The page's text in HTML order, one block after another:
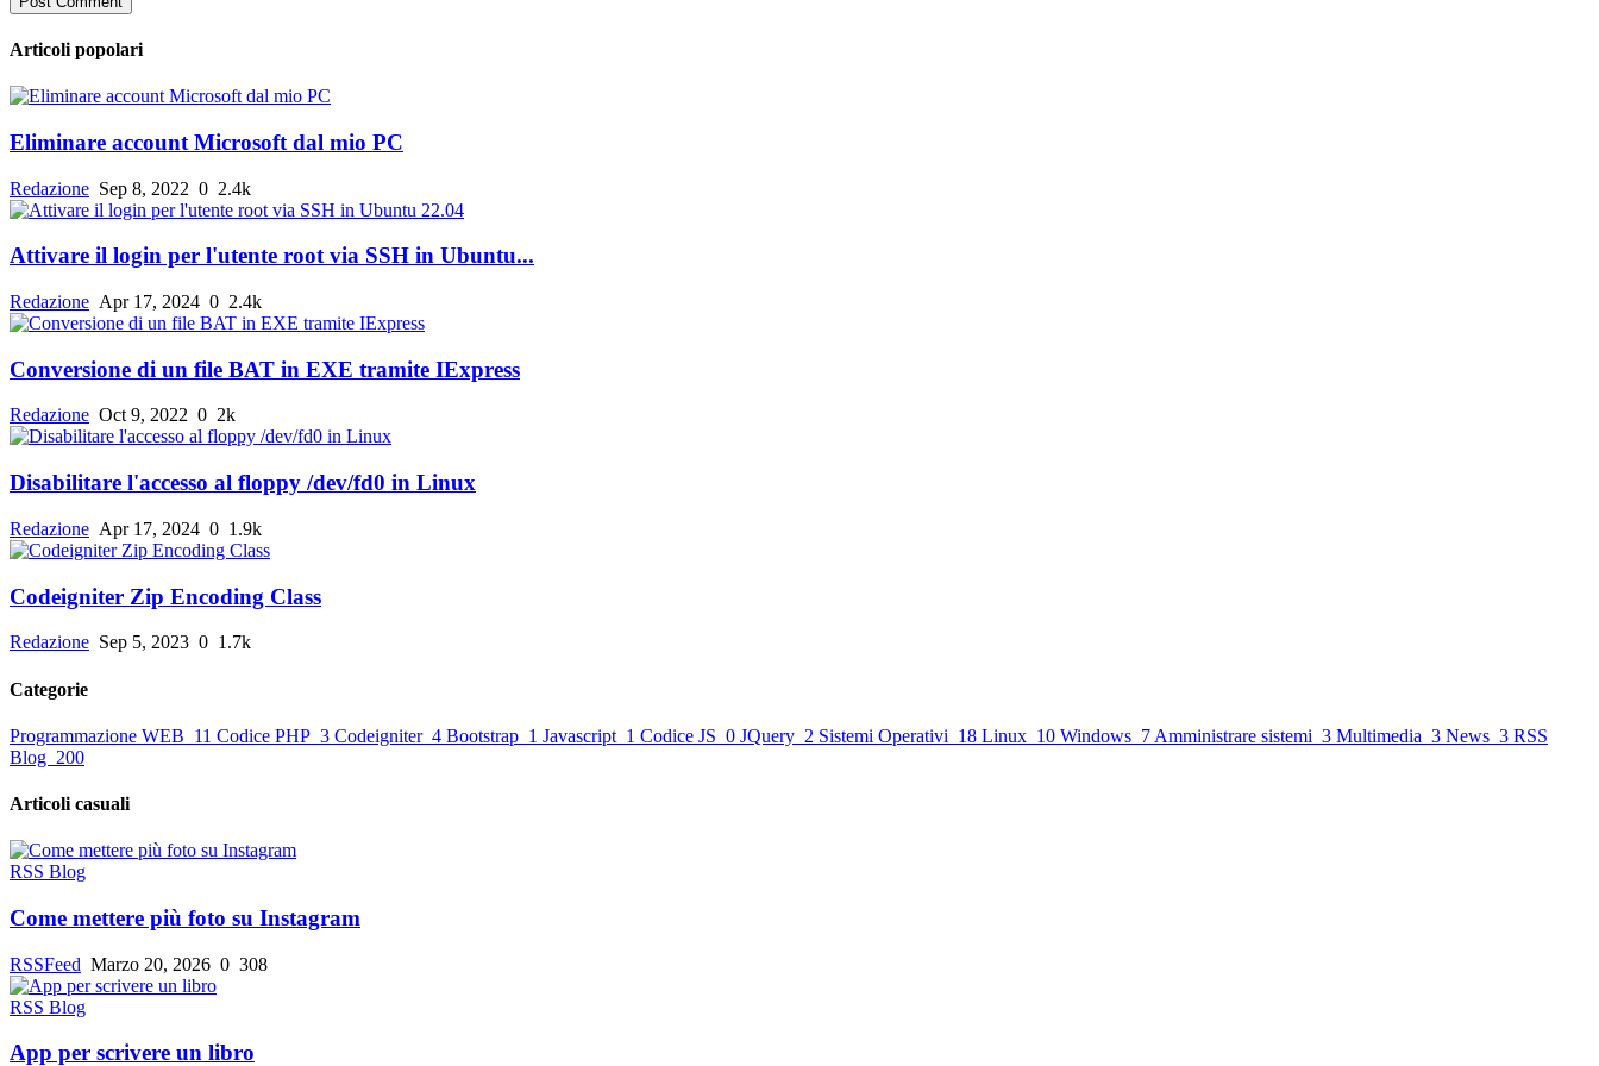
Articoli popolari
Eliminare account Microsoft dal mio PC
Redazione Sep 8, 2022 0 2.4k
Attivare il login per l'utente root via SSH in Ubuntu...
Redazione Apr 17, 2024 0 2.4k
Conversione di un file BAT in EXE tramite IExpress
Redazione Oct 9, 2022 0 2k
Disabilitare l'accesso al floppy /dev/fd0 in Linux
Redazione Apr 17, 2024 0 1.9k
Codeigniter Zip Encoding Class
Redazione Sep 5, 2023 0 1.7k
Categorie
Programmazione WEB 11 Codice PHP 3 Codeigniter 4 Bootstrap 1 Javascript 1 Codice JS 0 JQuery 2 Sistemi Operativi 18 Linux 10 Windows 7 Amministrare sistemi 3 Multimedia 3 News 3 RSS
Blog 200
Articoli casuali
RSS Blog
Come mettere più foto su Instagram
RSSFeed Marzo 20, 2026 0 308
RSS Blog
App per scrivere un libro